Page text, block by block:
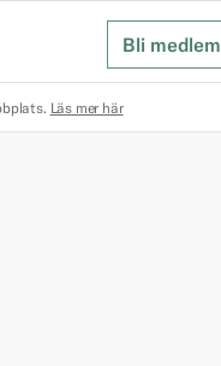
Bli medlem
Läs mer här